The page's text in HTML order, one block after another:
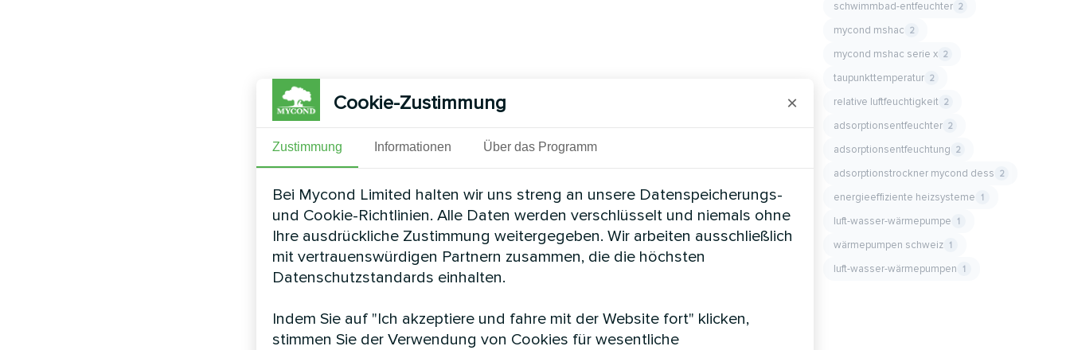
schwimmbad-entfeuchter 2
mycond mshac 2
mycond mshac serie x 2
taupunkttemperatur 2
relative luftfeuchtigkeit 2
adsorptionsentfeuchter 2
adsorptionsentfeuchtung 2
adsorptionstrockner mycond dess 2
energieeffiziente heizsysteme 1
luft-wasser-wärmepumpe 1
wärmepumpen schweiz 1
luft-wasser-wärmepumpen 1
Cookie-Zustimmung ×
Zustimmung Informationen Über das Programm
Bei Mycond Limited halten wir uns streng an unsere Datenspeicherungs-
und Cookie-Richtlinien. Alle Daten werden verschlüsselt und niemals ohne
Ihre ausdrückliche Zustimmung weitergegeben. Wir arbeiten ausschließlich
mit vertrauenswürdigen Partnern zusammen, die die höchsten
Datenschutzstandards einhalten.
Indem Sie auf "Ich akzeptiere und fahre mit der Website fort" klicken,
stimmen Sie der Verwendung von Cookies für wesentliche